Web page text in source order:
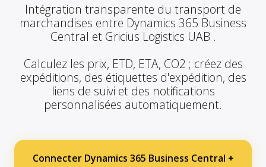
Intégration transparente du transport de
marchandises entre Dynamics 365 Business
Central et Gricius Logistics UAB .
Calculez les prix, ETD, ETA, CO2 ; créez des
expéditions, des étiquettes d'expédition, des
liens de suivi et des notifications
personnalisées automatiquement.
Connecter Dynamics 365 Business Central +